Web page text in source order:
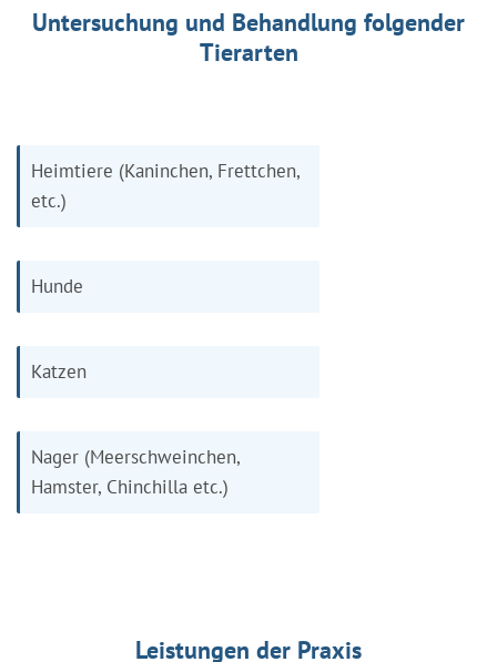
Untersuchung und Behandlung folgender
Tierarten
Heimtiere (Kaninchen, Frettchen,
etc.)
Hunde
Katzen
Nager (Meerschweinchen,
Hamster, Chinchilla etc.)
Leistungen der Praxis